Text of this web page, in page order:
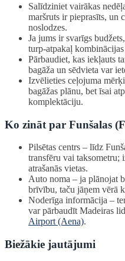
Salīdziniet vairākas
maršruts ir pieprasīts, un
noslodzes.
Ja jums ir svarīgs
turp-atpakaļ
Pārbaudiet, kas iekļauts
bagāža un sēdvieta var
Izvēlieties ceļojuma
bagāžas plānu, bet īsai
komplektāciju.
Ko zināt par Funšalas
Pilsētas centrs – līdz
transfēru vai taksometru;
atrašanās vietas.
Auto noma – ja plānojat
brīvību, taču jāņem vērā
Noderīga informācija –
var pārbaudīt Madeiras
Airport (Aena).
Biežākie jautājumi